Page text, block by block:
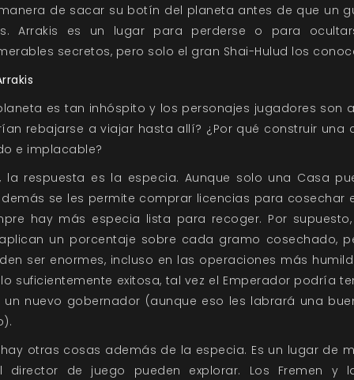
de sacar su botín del planeta antes de que un
Arrakis es un lugar para perderse o para
secretos, pero solo el gran Shai-Hulud los
es tan inhóspito y los personajes jugadores son
rebajarse a viajar hasta allí? ¿Por qué construir una
e implacable?
la respuesta es la especia. Aunque solo una Casa
se les permite comprar licencias para cosechar
hay más especia lista para recoger. Por
un porcentaje sobre cada gramo cosechado,
ser enormes, incluso en las operaciones más
suficientemente exitosa, tal vez el Emperador podría
un nuevo gobernador (aunque eso les labrará una
hay otras cosas además de la especia. Es un lugar de
director de juego pueden explorar. Los Fremen y